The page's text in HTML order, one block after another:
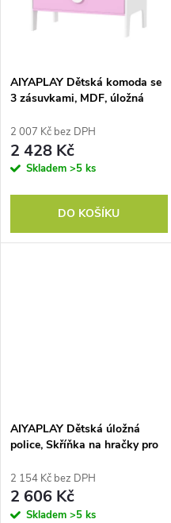
AIYAPLAY Dětská komoda se
3 zásuvkami, MDF, úložná
2 007 Kč bez DPH
2 428 Kč
Skladem >5 ks
DO KOŠÍKU
AIYAPLAY Dětská úložná
police, Skříňka na hračky pro
horní přihrádky, 3 samolepky,
bílá
2 154 Kč bez DPH
2 606 Kč
Skladem >5 ks